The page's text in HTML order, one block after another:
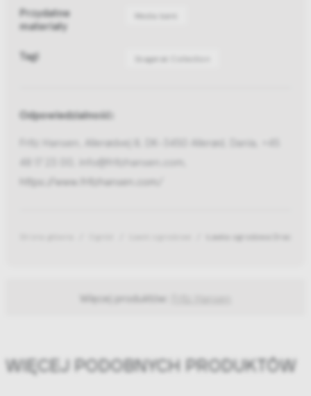
Przydatne
materiały
Media bank
Tagi Skagerak Collection
Odpowiedzialność:
Fritz Hansen, Allerødvej 8, DK-3450 Allerød, Dania, +45
48 17 23 00, info@fritzhansen.com,
https://www.fritzhansen.com/
Ławka ogrodowa
Więcej produktów:
WIĘCEJ PODOBNYCH PRODUKTÓW